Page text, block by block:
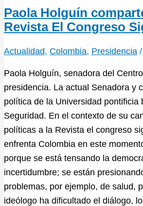
Paola Holguín
Revista El Congreso
Actualidad, Colombia, Presidencia /
Paola Holguín, senadora del
presidencia. La actual Senadora y
política de la Universidad
Seguridad. En el contexto de su
políticas a la Revista el congreso
enfrenta Colombia en este
porque se está tensando la
incertidumbre; se están
problemas, por ejemplo, de salud,
ideólogo ha dificultado el diálogo,